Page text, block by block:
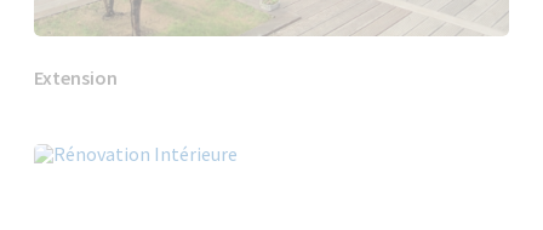
Extension